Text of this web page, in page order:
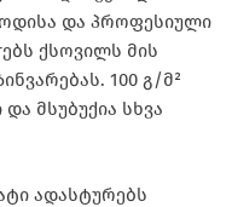
და პროფესიული
ქსოვილს მის
100 გ/მ²
მსუბუქია სხვა
ადასტურებს